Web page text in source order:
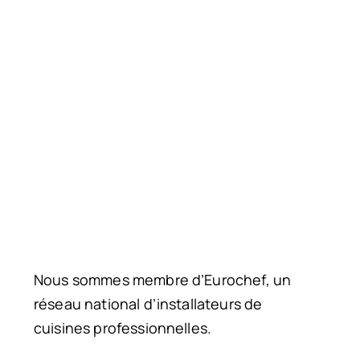
Nous sommes membre d’Eurochef, un
réseau national d’installateurs de
cuisines professionnelles.